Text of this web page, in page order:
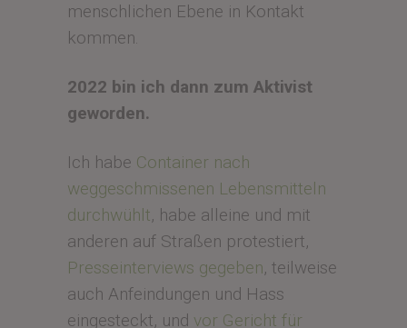
menschlichen Ebene in Kontakt
kommen.
2022 bin ich dann zum Aktivist
geworden.
Ich habe Container nach
weggeschmissenen Lebensmitteln
durchwühlt, habe alleine und mit
anderen auf Straßen protestiert,
Presseinterviews gegeben, teilweise
auch Anfeindungen und Hass
eingesteckt, und vor Gericht für